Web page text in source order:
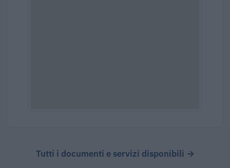
Tutti i documenti e servizi disponibili →